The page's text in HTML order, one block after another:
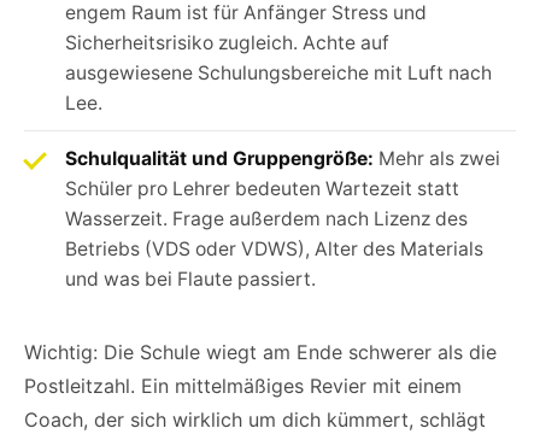
engem Raum ist für Anfänger Stress und
Sicherheitsrisiko zugleich. Achte auf
ausgewiesene Schulungsbereiche mit Luft nach
Lee.
Schulqualität und Gruppengröße: Mehr als zwei
Schüler pro Lehrer bedeuten Wartezeit statt
Wasserzeit. Frage außerdem nach Lizenz des
Betriebs (VDS oder VDWS), Alter des Materials
und was bei Flaute passiert.
Wichtig: Die Schule wiegt am Ende schwerer als die
Postleitzahl. Ein mittelmäßiges Revier mit einem
Coach, der sich wirklich um dich kümmert, schlägt